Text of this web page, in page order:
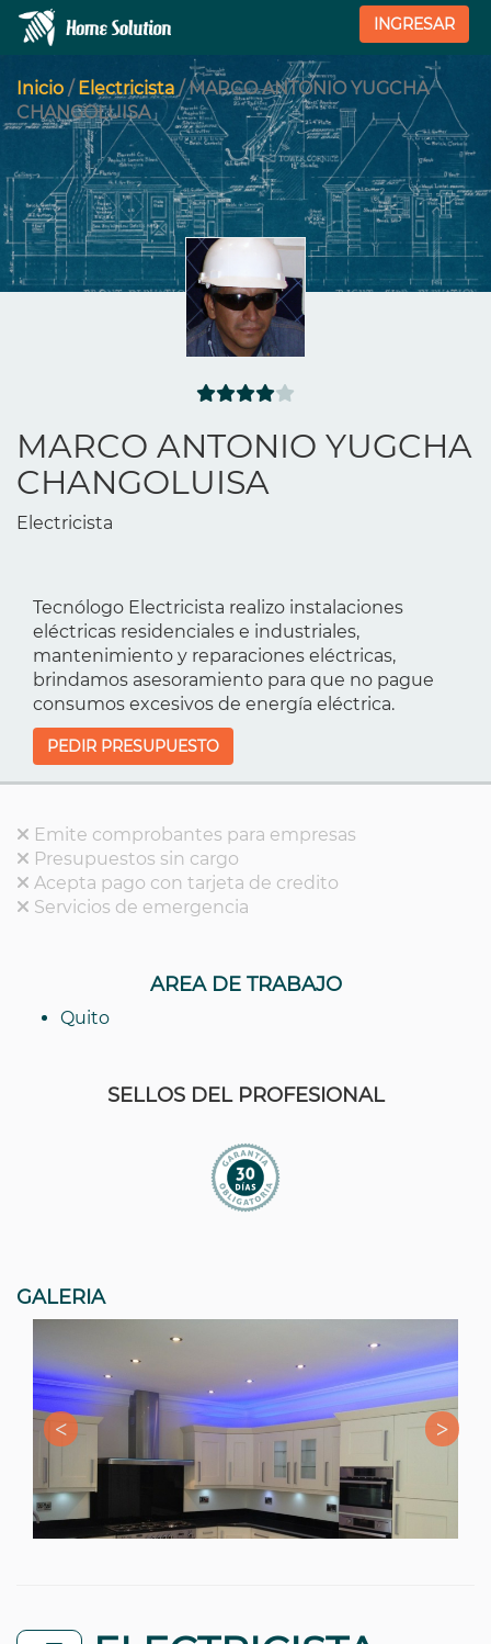
INGRESAR
Inicio / Electricista / MARCO ANTONIO YUGCHA
CHANGOLUISA
MARCO ANTONIO YUGCHA
CHANGOLUISA
Electricista
Tecnólogo Electricista realizo instalaciones
eléctricas residenciales e industriales,
mantenimiento y reparaciones eléctricas,
brindamos asesoramiento para que no pague
consumos excesivos de energía eléctrica.
PEDIR PRESUPUESTO
Emite comprobantes para empresas
Presupuestos sin cargo
Acepta pago con tarjeta de credito
Servicios de emergencia
AREA DE TRABAJO
Quito
SELLOS DEL PROFESIONAL
GALERIA